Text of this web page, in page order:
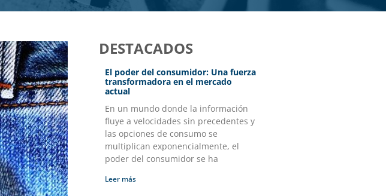
DESTACADOS
El poder del consumidor: Una fuerza
transformadora en el mercado
actual
En un mundo donde la información
fluye a velocidades sin precedentes y
las opciones de consumo se
multiplican exponencialmente, el
poder del consumidor se ha
Leer más